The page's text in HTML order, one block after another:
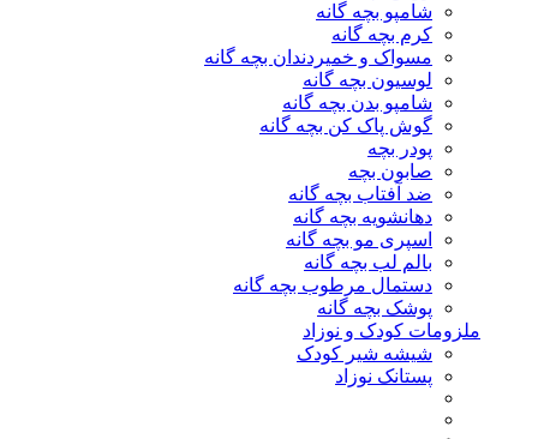
شامپو بچه گانه
کرم بچه گانه
مسواک و خمیردندان بچه گانه
لوسیون بچه گانه
شامپو بدن بچه گانه
گوش پاک کن بچه گانه
پودر بچه
صابون بچه
ضد آفتاب بچه گانه
دهانشویه بچه گانه
اسپری مو بچه گانه
بالم لب بچه گانه
دستمال مرطوب بچه گانه
پوشک بچه گانه
ملزومات کودک و نوزاد
شیشه شیر کودک
پستانک نوزاد